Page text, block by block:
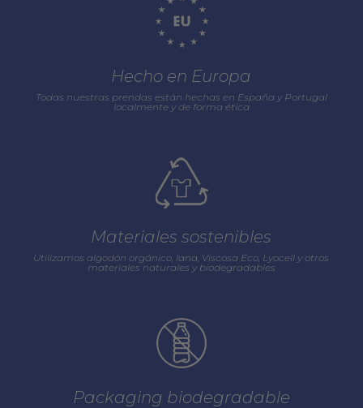
Hecho en Europa
Todas nuestras prendas están hechas en España y Portugal
localmente y de forma ética
Materiales sostenibles
Utilizamos algodón orgánico, lana, Viscosa Eco, Lyocell y otros
materiales naturales y biodegradables
Packaging biodegradable